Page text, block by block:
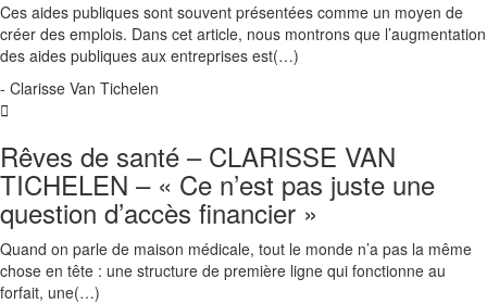
Ces aides publiques sont souvent présentées comme un moyen de
créer des emplois. Dans cet article, nous montrons que l’augmentation
des aides publiques aux entreprises est(…)
- Clarisse Van Tichelen
Rêves de santé – CLARISSE VAN
TICHELEN – « Ce n’est pas juste une
question d’accès financier »
Quand on parle de maison médicale, tout le monde n’a pas la même
chose en tête : une structure de première ligne qui fonctionne au
forfait, une(…)